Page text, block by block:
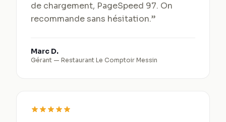
de chargement, PageSpeed 97. On
recommande sans hésitation.”
Marc D.
Gérant — Restaurant Le Comptoir Messin